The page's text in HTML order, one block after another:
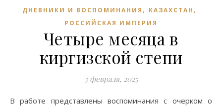
ДНЕВНИКИ И ВОСПОМИНАНИЯ , КАЗАХСТАН ,
РОССИЙСКАЯ ИМПЕРИЯ
Четыре месяца в
киргизской степи
3 февраля, 2025
В работе представлены воспоминания с очерком о